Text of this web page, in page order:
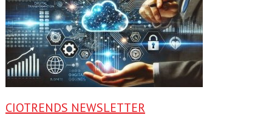
CIOTRENDS NEWSLETTER